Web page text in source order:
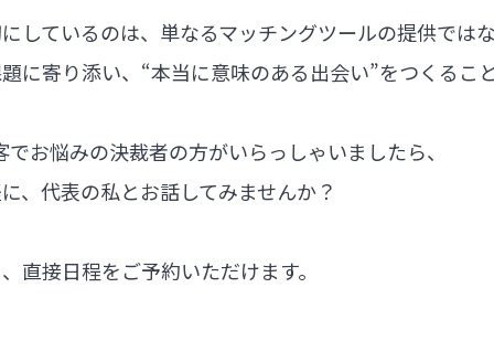
しているのは、単なるマッチングツールの提供では
に寄り添い、“本当に意味のある出会い”をつくるこ
お悩みの決裁者の方がいらっしゃいましたら、
、代表の私とお話してみませんか？
直接日程をご予約いただけます。